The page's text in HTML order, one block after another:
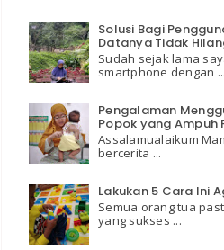
Solusi Bagi
Datanya Tidak
Sudah sejak lama
smartphone dengan ...
Pengalaman
Popok yang Ampuh
Assalamualaikum
bercerita ...
Lakukan 5 Cara Ini
Semua orang tua
yang sukses ...